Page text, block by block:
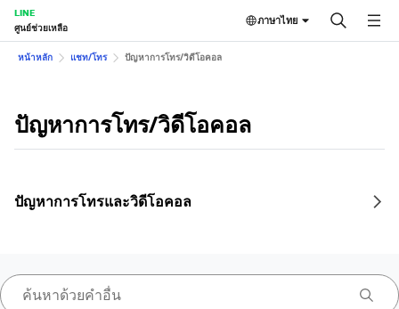
LINE
ศูนย์ช่วยเหลือ
ภาษาไทย
หน้าหลัก แชท/โทร ปัญหาการโทร/วิดีโอคอล
ปัญหาการโทร/วิดีโอคอล
ปัญหาการโทรและวิดีโอคอล